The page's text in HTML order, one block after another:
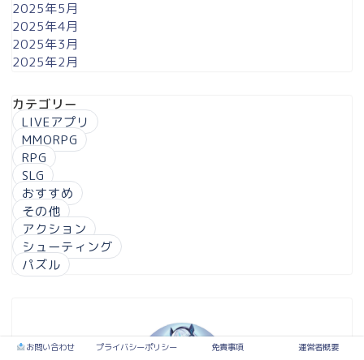
2025年5月
2025年4月
2025年3月
2025年2月
カテゴリー
LIVEアプリ
MMORPG
RPG
SLG
おすすめ
その他
アクション
シューティング
パズル
お問い合わせ プライバシーポリシー 免責事項 運営者概要